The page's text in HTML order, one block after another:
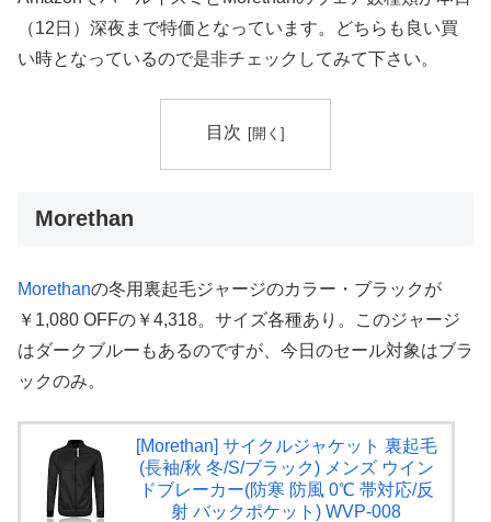
（12日）深夜まで特価となっています。どちらも良い買
い時となっているので是非チェックしてみて下さい。
目次
Morethan
Morethanの冬用裏起毛ジャージのカラー・ブラックが
￥1,080 OFFの￥4,318。サイズ各種あり。このジャージ
はダークブルーもあるのですが、今日のセール対象はブラ
ックのみ。
[Morethan] サイクルジャケット 裏起毛
(長袖/秋 冬/S/ブラック) メンズ ウイン
ドブレーカー(防寒 防風 0℃ 帯対応/反
射 バックポケット) WVP-008